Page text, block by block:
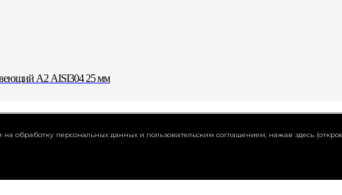
А2 AISI304 25 мм
обработку персональных данных и пользовательским соглашением, нажав здесь